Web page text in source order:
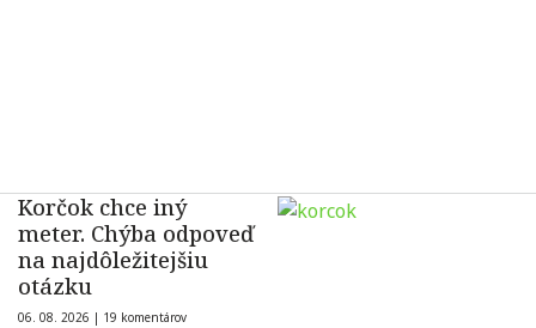
Korčok chce iný
meter. Chýba odpoveď
na najdôležitejšiu
otázku
06. 08. 2026 | 19 komentárov